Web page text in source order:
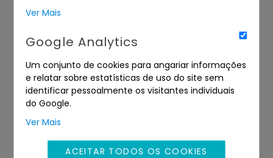
Ver Mais
Google Analytics
Um conjunto de cookies para angariar informações
e relatar sobre estatísticas de uso do site sem
identificar pessoalmente os visitantes individuais
do Google.
Ver Mais
ACEITAR TODOS OS COOKIES
Catálogo de venda
Minuta de proposta
Partilhe com os seus amigos